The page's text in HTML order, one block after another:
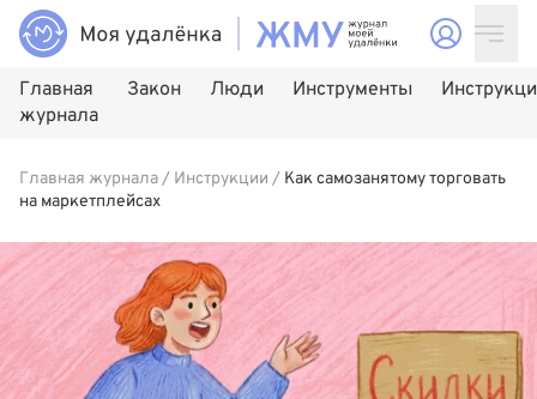
Главная
журнала
Закон Люди Инструменты
Главная журнала/ Инструкции / Как самозанятому торговать
на маркетплейсах